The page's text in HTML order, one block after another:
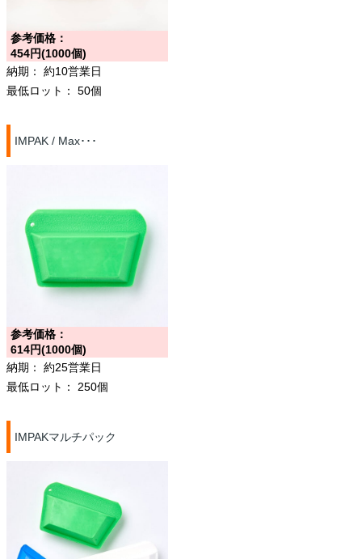
参考価格：
454円(1000個)
納期：
約10営業日
最低ロット：
50個
IMPAK / Max･･･
参考価格：
614円(1000個)
納期：
約25営業日
最低ロット：
250個
IMPAKマルチパック